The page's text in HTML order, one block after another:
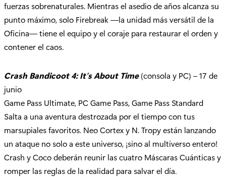
fuerzas sobrenaturales. Mientras el asedio de años alcanza su
punto máximo, solo Firebreak —la unidad más versátil de la
Oficina— tiene el equipo y el coraje para restaurar el orden y
contener el caos.
Crash Bandicoot 4: It’s About Time(consola y PC) – 17 de
junio
Game Pass Ultimate, PC Game Pass, Game Pass Standard
Salta a una aventura destrozada por el tiempo con tus
marsupiales favoritos. Neo Cortex y N. Tropy están lanzando
un ataque no solo a este universo, ¡sino al multiverso entero!
Crash y Coco deberán reunir las cuatro Máscaras Cuánticas y
romper las reglas de la realidad para salvar el día.